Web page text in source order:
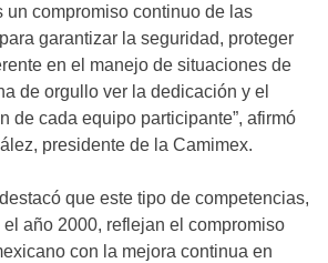
un compromiso continuo de las
garantizar la seguridad, proteger
en el manejo de situaciones de
de orgullo ver la dedicación y el
de cada equipo participante”, afirmó
presidente de la Camimex.
que este tipo de competencias,
año 2000, reflejan el compromiso
con la mejora continua en